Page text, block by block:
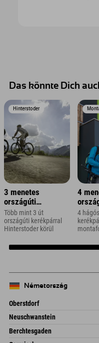
Das könnte Dich
Hinterstoder
3 menetes
országúti
kerékpártúra
Több mint 3 út
országúti kerékpárral
Hinterstoder körül
4
4
Németország
Oberstdorf
An der Breitach 3
Németország
Neuschwanstein
An der Riese 45
87484 Nesselwang im Allgäu
Berchtesgaden